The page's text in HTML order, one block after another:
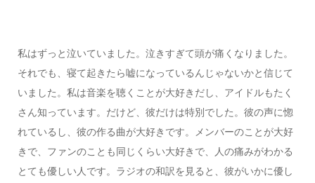
私はずっと泣いていました。泣きすぎて頭が痛くなりました。
それでも、寝て起きたら嘘になっているんじゃないかと信じて
いました。私は音楽を聴くことが大好きだし、アイドルもたく
さん知っています。だけど、彼だけは特別でした。彼の声に惚
れているし、彼の作る曲が大好きです。メンバーのことが大好
きで、ファンのことも同じくらい大好きで、人の痛みがわかる
とても優しい人です。ラジオの和訳を見ると、彼がいかに優し